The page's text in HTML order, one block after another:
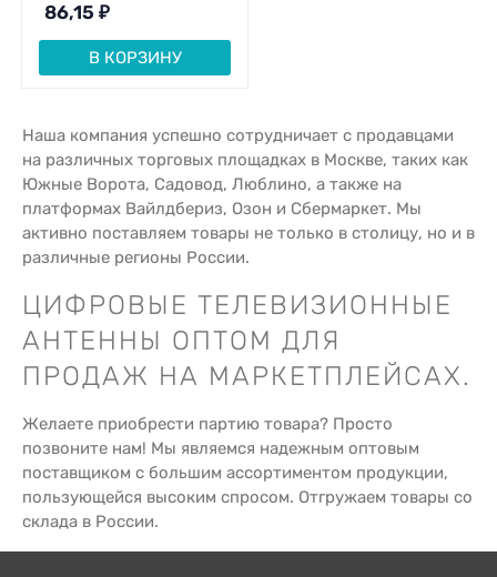
86,15 ₽
В КОРЗИНУ
Наша компания успешно сотрудничает с продавцами
на различных торговых площадках в Москве, таких как
Южные Ворота, Садовод, Люблино, а также на
платформах Вайлдбериз, Озон и Сбермаркет. Мы
активно поставляем товары не только в столицу, но и в
различные регионы России.
ЦИФРОВЫЕ ТЕЛЕВИЗИОННЫЕ
АНТЕННЫ ОПТОМ ДЛЯ
ПРОДАЖ НА МАРКЕТПЛЕЙСАХ.
Желаете приобрести партию товара? Просто
позвоните нам! Мы являемся надежным оптовым
поставщиком с большим ассортиментом продукции,
пользующейся высоким спросом. Отгружаем товары со
склада в России.